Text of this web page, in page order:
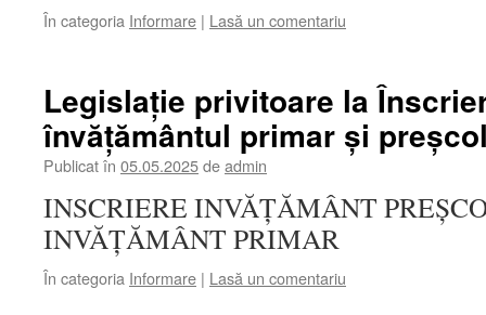
În categoria Informare | Lasă un comentariu
Legislație privitoare la
învățământul primar și
Publicat în 05.05.2025deadmin
INSCRIERE INVĂȚĂMÂNT
INVĂȚĂMÂNT PRIMAR
În categoria Informare | Lasă un comentariu